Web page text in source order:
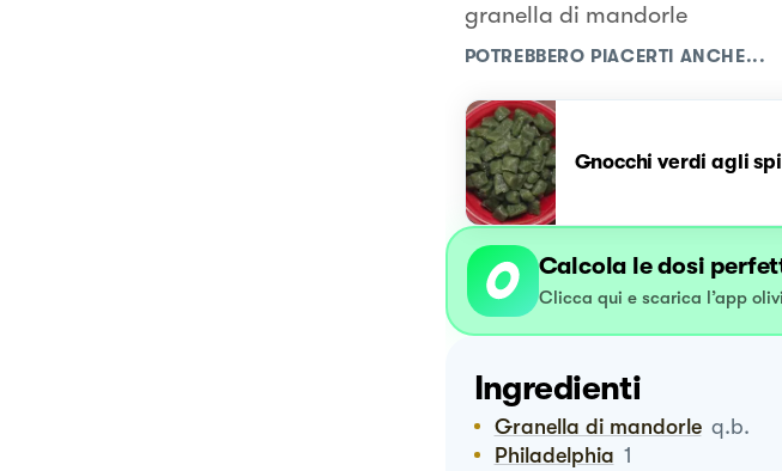
granella di mandorle
POTREBBERO PIACERTI ANCHE...
Gnocchi verdi agli
Calcola le dosi
Clicca qui e scarica l’app
Ingredienti
Granella di mandorle q.b.
Philadelphia 1